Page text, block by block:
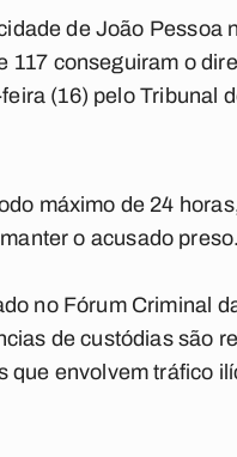
de João Pessoa
117 conseguiram o
(16) pelo Tribunal
máximo de 24
o acusado preso.
no Fórum Criminal
de custódias são
envolvem tráfico